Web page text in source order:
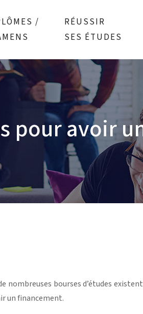
/
RÉUSSIR
SES ÉTUDES
pour avoir
bourses d’études
un financement.